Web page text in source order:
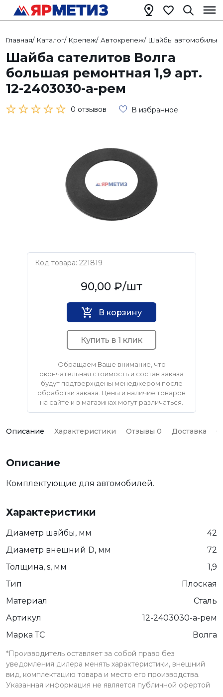
Главная/ Каталог/ Крепеж/ Автокрепеж/ Шайбы
Шайба сателитов Волга
большая ремонтная 1,9 арт.
12-2403030-а-рем
0 отзывов В избранное
Код товара: 221819
Нет бренда90,00 ₽/шт
В корзину
Купить в 1 клик
Обращаем Ваше внимание, что
окончательная стоимость и состав заказа
будут подтверждены менеджером после
обработки заказа. Цены и наличие товаров
на сайте и в магазинах могут различаться.
Описание Характеристики Отзывы 0 Доставка
Описание
Комплектующие для автомобилей.
Характеристики
Диаметр шайбы, мм
42
Диаметр внешний D, мм
72
Толщина, s, мм
1,9
Тип
Плоская
Материал
Сталь
Артикул
12-2403030-а-рем
Марка ТС
Волга
*Производитель оставляет за собой право без
уведомления дилера менять характеристики, внешний
вид, комплектацию товара и место его производства.
Указанная информация не является публичной офертой